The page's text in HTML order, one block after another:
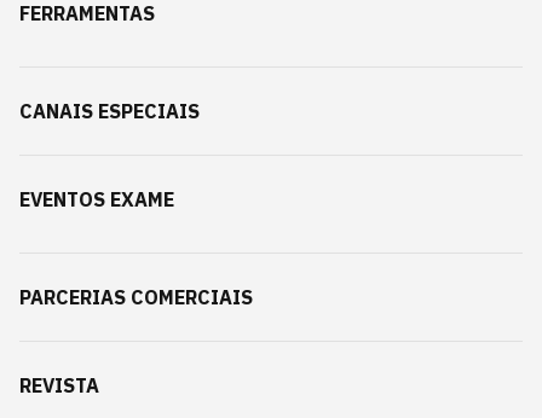
FERRAMENTAS
CANAIS ESPECIAIS
EVENTOS EXAME
PARCERIAS COMERCIAIS
REVISTA